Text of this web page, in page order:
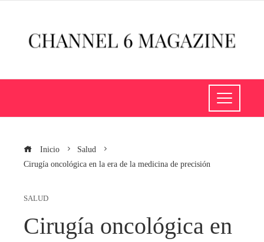
Inicio
Salud
Cirugía oncológica en la era de la medicina de precisión
SALUD
Cirugía oncológica en